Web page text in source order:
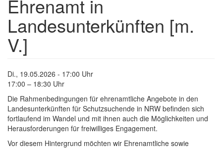
Ehrenamt in
Landesunterkünften [m.
V.]
Di., 19.05.2026 - 17:00 Uhr
17:00 – 18:30 Uhr
Die Rahmenbedingungen für ehrenamtliche Angebote in den
Landesunterkünften für Schutzsuchende in NRW befinden sich
fortlaufend im Wandel und mit ihnen auch die Möglichkeiten und
Herausforderungen für freiwilliges Engagement.
Vor diesem Hintergrund möchten wir Ehrenamtliche sowie